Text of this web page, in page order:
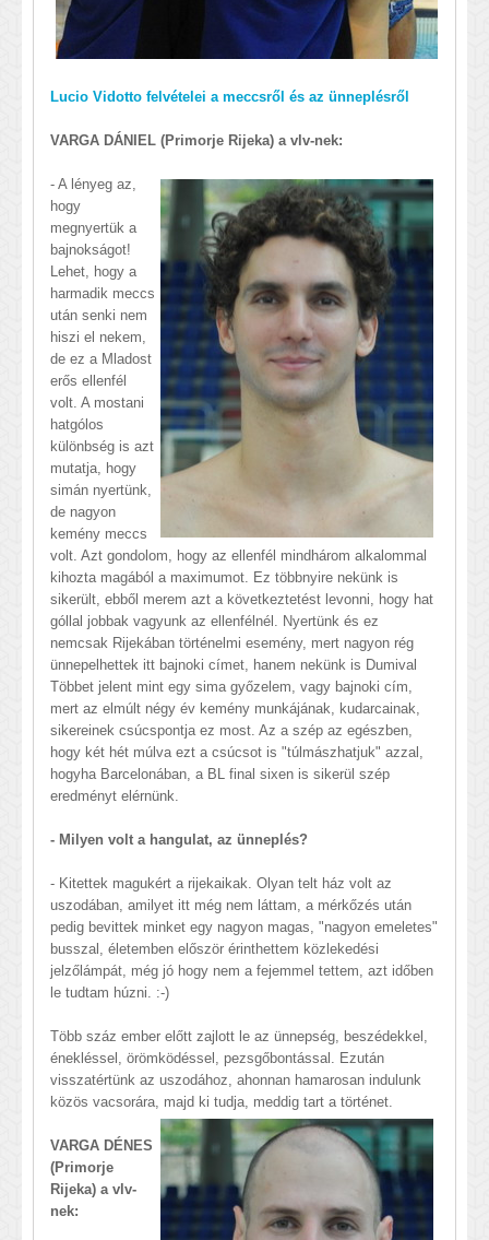
Lucio Vidotto felvételei a meccsről és az ünneplésről
VARGA DÁNIEL (Primorje Rijeka) a vlv-nek:
- A lényeg az,
hogy
megnyertük a
bajnokságot!
Lehet, hogy a
harmadik meccs
után senki nem
hiszi el nekem,
de ez a Mladost
erős ellenfél
volt. A mostani
hatgólos
különbség is azt
mutatja, hogy
simán nyertünk,
de nagyon
kemény meccs
volt. Azt gondolom, hogy az ellenfél mindhárom alkalommal
kihozta magából a maximumot. Ez többnyire nekünk is
sikerült, ebből merem azt a következtetést levonni, hogy hat
góllal jobbak vagyunk az ellenfélnél. Nyertünk és ez
nemcsak Rijekában történelmi esemény, mert nagyon rég
ünnepelhettek itt bajnoki címet, hanem nekünk is Dumival
Többet jelent mint egy sima győzelem, vagy bajnoki cím,
mert az elmúlt négy év kemény munkájának, kudarcainak,
sikereinek csúcspontja ez most. Az a szép az egészben,
hogy két hét múlva ezt a csúcsot is "túlmászhatjuk" azzal,
hogyha Barcelonában, a BL final sixen is sikerül szép
eredményt elérnünk.
- Milyen volt a hangulat, az ünneplés?
- Kitettek magukért a rijekaikak. Olyan telt ház volt az
uszodában, amilyet itt még nem láttam, a mérkőzés után
pedig bevittek minket egy nagyon magas, "nagyon emeletes"
busszal, életemben először érinthettem közlekedési
jelzőlámpát, még jó hogy nem a fejemmel tettem, azt időben
le tudtam húzni. :-)
Több száz ember előtt zajlott le az ünnepség, beszédekkel,
énekléssel, örömködéssel, pezsgőbontással. Ezután
visszatértünk az uszodához, ahonnan hamarosan indulunk
közös vacsorára, majd ki tudja, meddig tart a történet.
VARGA DÉNES
(Primorje
Rijeka) a vlv-
nek: